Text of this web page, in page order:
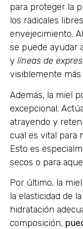
para proteger la
los radicales
envejecimiento.
se puede ayudar
y líneas de
visiblemente
Además, la miel
excepcional.
atrayendo y
cual es vital para
Esto es
secos o para
Por último, la
la elasticidad de
hidratación
composición,